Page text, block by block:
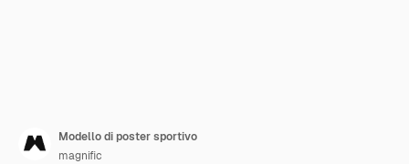
Modello di poster sportivo
magnific